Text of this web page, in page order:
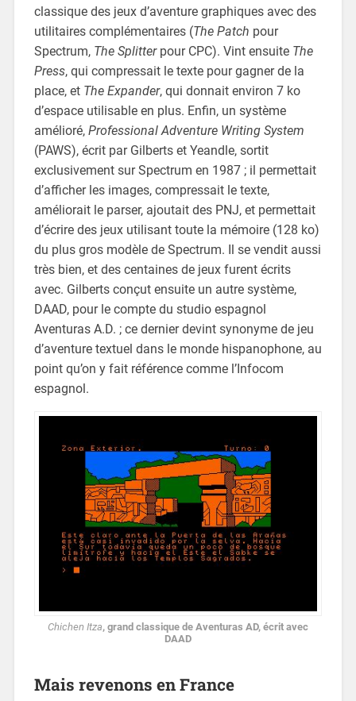
classique des jeux d’aventure graphiques avec des
utilitaires complémentaires (The Patch pour
Spectrum, The Splitterpour CPC). Vint ensuite The
Press, qui compressait le texte pour gagner de la
place, et The Expander, qui donnait environ 7 ko
d’espace utilisable en plus. Enfin, un système
amélioré, Professional Adventure Writing System
(PAWS), écrit par Gilberts et Yeandle, sortit
exclusivement sur Spectrum en 1987 ; il permettait
d’afficher les images, compressait le texte,
améliorait le parser, ajoutait des PNJ, et permettait
d’écrire des jeux utilisant toute la mémoire (128 ko)
du plus gros modèle de Spectrum. Il se vendit aussi
très bien, et des centaines de jeux furent écrits
avec. Gilberts conçut ensuite un autre système,
DAAD, pour le compte du studio espagnol
Aventuras A.D. ; ce dernier devint synonyme de jeu
d’aventure textuel dans le monde hispanophone, au
point qu’on y fait référence comme l’Infocom
espagnol.
Chichen Itza, grand classique de Aventuras AD, écrit avec
DAAD
Mais revenons en France